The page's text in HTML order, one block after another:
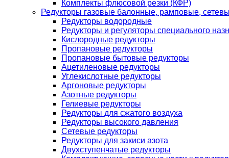
Комплекты флюсовой резки (КФР)
Редукторы газовые балонные, рамповые,
Редукторы водородные
Редукторы и регуляторы специального
Кислородные редукторы
Пропановые редукторы
Пропановые бытовые редукторы
Ацетиленовые редукторы
Углекислотные редукторы
Аргоновые редукторы
Азотные редукторы
Гелиевые редукторы
Редукторы для сжатого воздуха
Редукторы высокого давления
Сетевые редукторы
Редукторы для закиси азота
Двухступенчатые редукторы